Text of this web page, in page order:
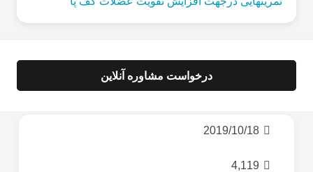
درخواست مشاوره آنلاین
2019/10/18
4,119